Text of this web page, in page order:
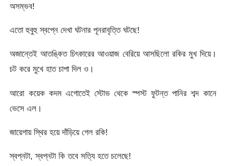
অসম্ভব!
এতো হুবুহু স্বপ্নে দেখা ঘটনার পূনরাবৃত্তি ঘটছে!
অজান্তেই আতঙ্কিত চিৎকারের আওয়াজ বেরিয়ে আসছিলো রকির মুখ দিয়ে।
চট করে মুখে হাত চাপা দিল ও।
আরো কয়েক কদম এগোতেই স্টোভ থেকে স্পস্ট ফুটন্ত পানির শব্দ কানে
ভেসে এল।
জায়েগায় স্থির হয়ে দাঁড়িয়ে গেল রকি!
স্বপ্নটা, স্বপ্নটা কি তবে সত্যি হতে চলেছে!